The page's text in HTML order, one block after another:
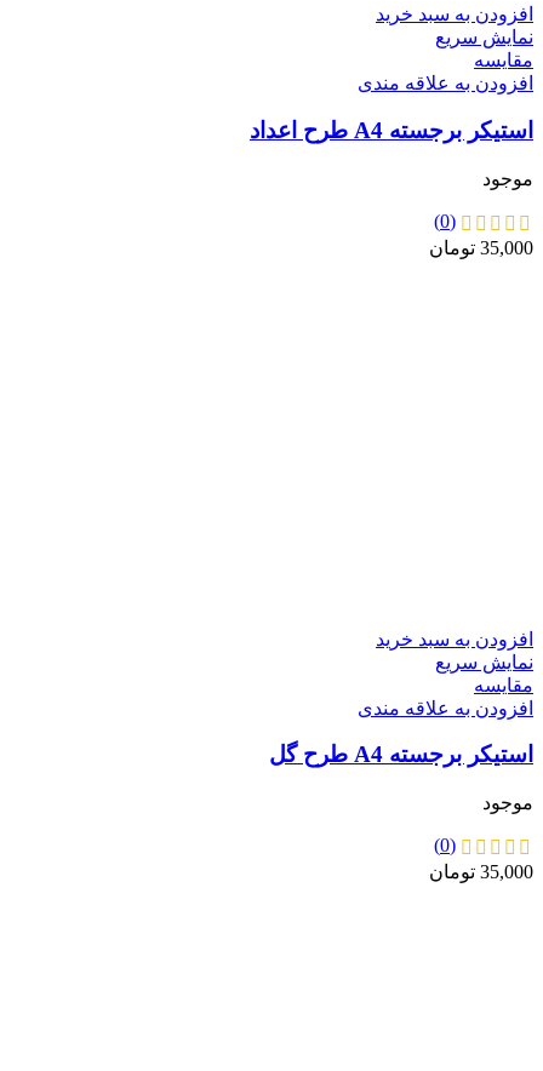
افزودن به سبد خرید
نمایش سریع
مقايسه
افزودن به علاقه مندی
استیکر برجسته A4 طرح اعداد
موجود
(0)
35,000 تومان
افزودن به سبد خرید
نمایش سریع
مقايسه
افزودن به علاقه مندی
استیکر برجسته A4 طرح گل
موجود
(0)
35,000 تومان